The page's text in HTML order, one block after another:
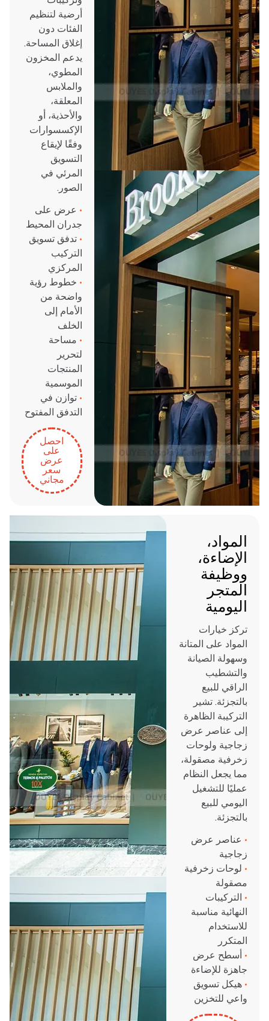
أرضية لتنظيم
الفئات دون
إغلاق المساحة.
يدعم المخزون
المطوي،
والملابس
المعلقة،
والأحذية، أو
الإكسسوارات
وفقًا لإيقاع
التسويق
المرئي في
الصور.
• عرض على
جدران المحيط
• تدفق تسويق
التركيب
المركزي
• خطوط رؤية
واضحة من
الأمام إلى
الخلف
• مساحة
لتحرير
المنتجات
الموسمية
• توازن في
التدفق المفتوح
احصل
على
عرض
سعر
مجاني
المواد،
الإضاءة،
ووظيفة
المتجر
اليومية
تركز خيارات
المواد على المتانة
وسهولة الصيانة
والتشطيب
الراقي للبيع
بالتجزئة. تشير
التركيبة الظاهرة
إلى عناصر عرض
زجاجية ولوحات
زخرفية مصقولة،
مما يجعل النظام
عمليًا للتشغيل
اليومي للبيع
بالتجزئة.
• عناصر عرض
زجاجية
• لوحات زخرفية
مصقولة
• التركيبات
النهائية مناسبة
للاستخدام
المتكرر
• أسطح عرض
جاهزة للإضاءة
• هيكل تسويق
واعي للتخزين